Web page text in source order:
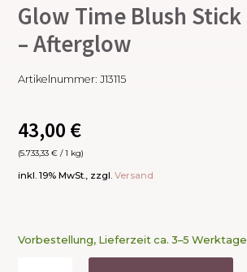
Glow Time Blush Stick
– Afterglow
Artikelnummer:J13115
43,00 €
(5.733,33€ / 1 kg)
inkl. 19% MwSt., zzgl.Versand
Vorbestellung, Lieferzeit ca. 3–5 Werktage